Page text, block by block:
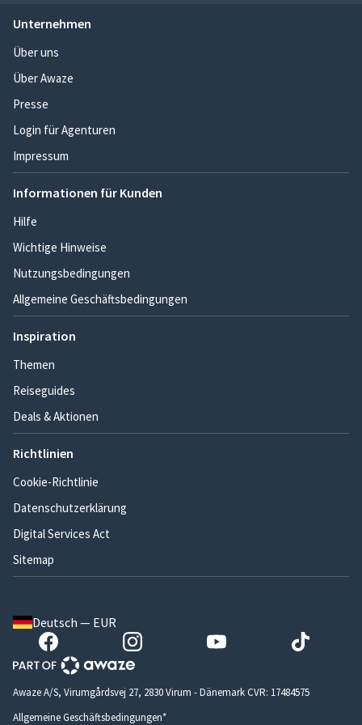
Unternehmen
Über uns
Über Awaze
Presse
Login für Agenturen
Impressum
Informationen für Kunden
Hilfe
Wichtige Hinweise
Nutzungsbedingungen
Allgemeine Geschäftsbedingungen
Inspiration
Themen
Reiseguides
Deals & Aktionen
Richtlinien
Cookie-Richtlinie
Datenschutzerklärung
Digital Services Act
Sitemap
Deutsch — EUR
Awaze A/S, Virumgårdsvej 27, 2830 Virum - Dänemark CVR: 17484575
Allgemeine Geschäftsbedingungen*